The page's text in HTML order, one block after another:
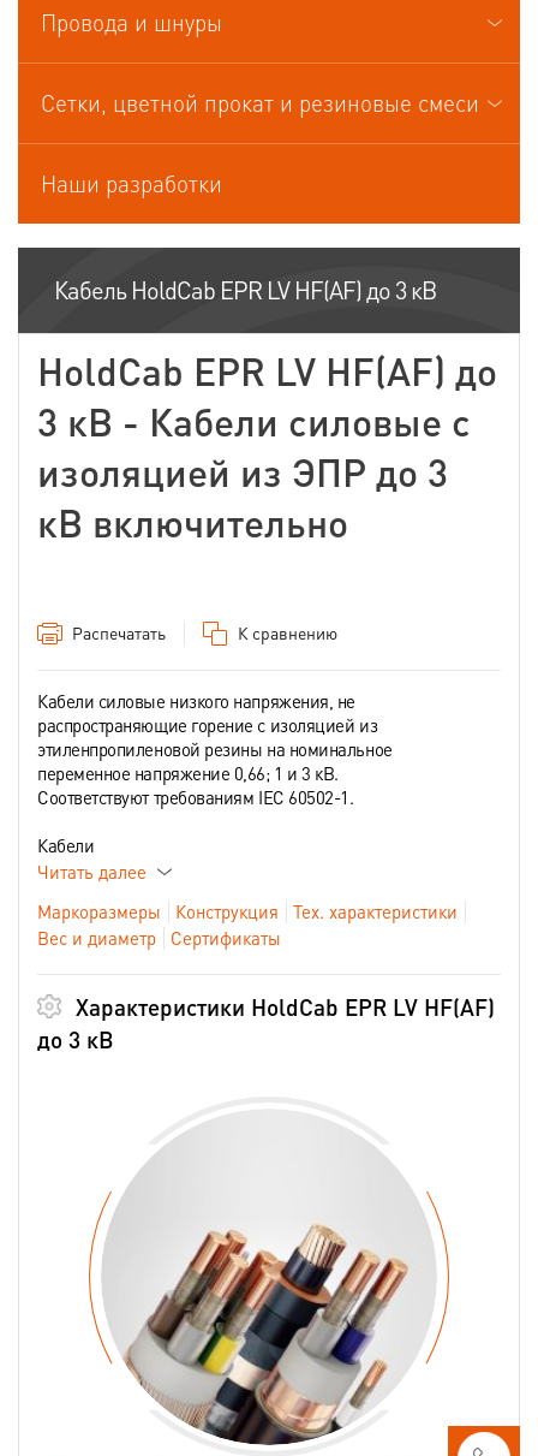
Кабели термоэлектродные
Провода и шнуры
Сетки, цветной прокат и резиновые смеси
Наши разработки
Кабель HoldCab EPR LV HF(AF) до 3 кВ
HoldCab EPR LV HF(AF) до
3 кВ - Кабели силовые с
изоляцией из ЭПР до 3
кВ включительно
Распечатать К сравнению
Кабели силовые низкого напряжения, не
распространяющие горение с изоляцией из
этиленпропиленовой резины на номинальное
переменное напряжение 0,66; 1 и 3 кВ.
Соответствуют требованиям IEC 60502-1.
Кабели
Читать далее
Маркоразмеры
Конструкция
Тех. характеристики
Вес и диаметр
Сертификаты
Характеристики HoldCab EPR LV HF(AF)
до 3 кВ